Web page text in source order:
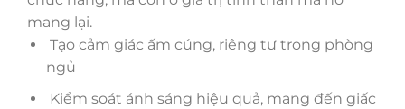
mang lại.
Tạo cảm giác ấm cúng, riêng tư trong phòng
ngủ
Kiểm soát ánh sáng hiệu quả, mang đến giấc